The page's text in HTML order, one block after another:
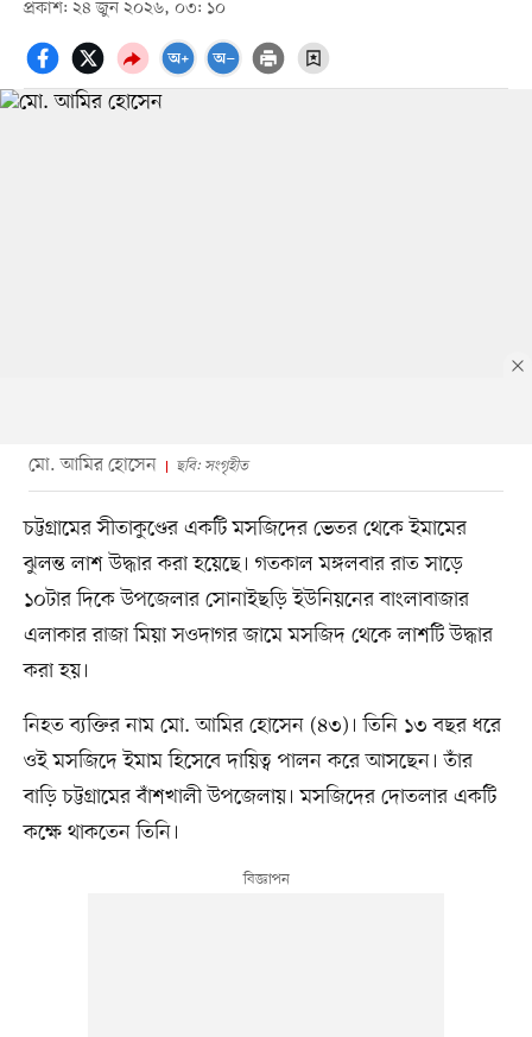
প্রকাশ: ২৪ জুন ২০২৬, ০৩: ১০
মো. আমির হোসেন ছবি: সংগৃহীত
চট্টগ্রামের সীতাকুণ্ডের একটি মসজিদের ভেতর থেকে ইমামের
ঝুলন্ত লাশ উদ্ধার করা হয়েছে। গতকাল মঙ্গলবার রাত সাড়ে
১০টার দিকে উপজেলার সোনাইছড়ি ইউনিয়নের বাংলাবাজার
এলাকার রাজা মিয়া সওদাগর জামে মসজিদ থেকে লাশটি উদ্ধার
করা হয়।
নিহত ব্যক্তির নাম মো. আমির হোসেন (৪৩)। তিনি ১৩ বছর ধরে
ওই মসজিদে ইমাম হিসেবে দায়িত্ব পালন করে আসছেন। তাঁর
বাড়ি চট্টগ্রামের বাঁশখালী উপজেলায়। মসজিদের দোতলার একটি
কক্ষে থাকতেন তিনি।